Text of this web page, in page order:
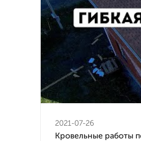
2021-07-26
Кровельные работы